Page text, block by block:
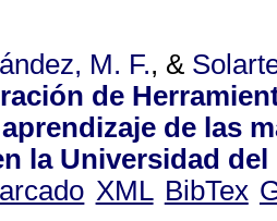
M. F., &
de
de las
la Universidad del
XML BibTex